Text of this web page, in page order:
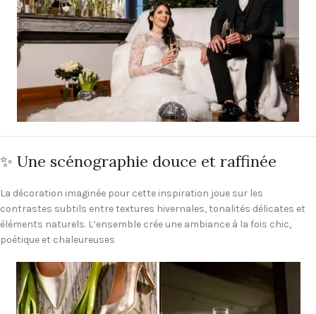
✨ Une scénographie douce et raffinée
La décoration imaginée pour cette inspiration joue sur les
contrastes subtils entre textures hivernales, tonalités délicates et
éléments naturels. L’ensemble crée une ambiance à la fois chic,
poétique et chaleureuses